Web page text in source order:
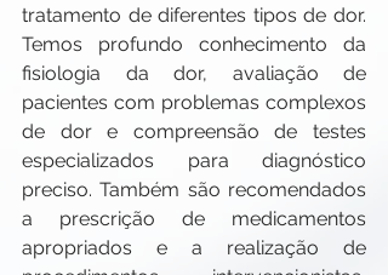
tratamento de diferentes tipos de dor.
Temos profundo conhecimento da
fisiologia da dor, avaliação de
pacientes com problemas complexos
de dor e compreensão de testes
especializados para diagnóstico
preciso. Também são recomendados
a prescrição de medicamentos
apropriados e a realização de